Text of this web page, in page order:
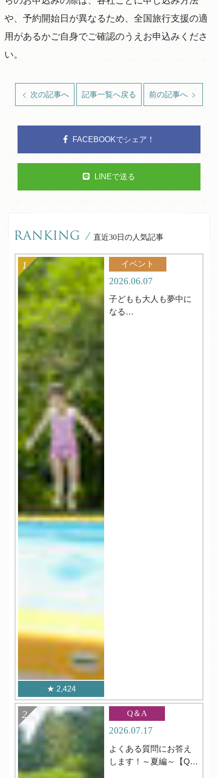
や、予約開始日が異なるため、全国旅行支援の適
用があるかご自身でご確認のうえお申込みくださ
い。
次の記事へ 記事一覧へ戻る 前の記事へ
FACEBOOKでシェア！
LINEで送る
RANKING / 直近30日の人気記事
2,424
イベント
2026.06.07
子どもも大人も夢中に
なる
Q＆A
2026.07.17
よくある質問にお答え
します！～夏編～【Q＆